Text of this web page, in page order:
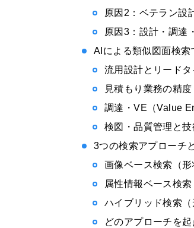
原因2：ベテラン設
原因3：設計・調達
AIによる類似図面検
流用設計とリード
見積もり業務の精
調達・VE（Value
検図・品質管理と技
3つの検索アプローチ
画像ベース検索（形
属性情報ベース検
ハイブリッド検索（
どのアプローチを